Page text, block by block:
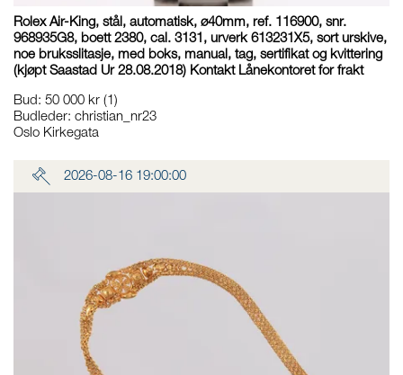
Rolex Air-King, stål, automatisk, ø40mm, ref. 116900, snr.
968935G8, boett 2380, cal. 3131, urverk 613231X5, sort urskive,
noe bruksslitasje, med boks, manual, tag, sertifikat og kvittering
(kjøpt Saastad Ur 28.08.2018) Kontakt Lånekontoret for frakt
Bud: 50 000 kr (1)
Budleder: christian_nr23
Oslo Kirkegata
2026-08-16 19:00:00